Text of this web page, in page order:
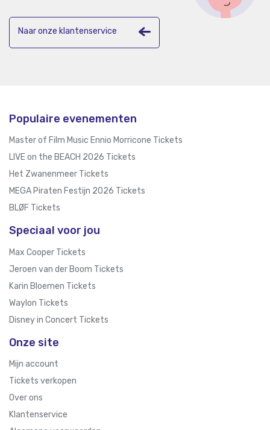
Naar onze klantenservice
Populaire evenementen
Master of Film Music Ennio Morricone Tickets
LIVE on the BEACH 2026 Tickets
Het Zwanenmeer Tickets
MEGA Piraten Festijn 2026 Tickets
BLØF Tickets
Speciaal voor jou
Max Cooper Tickets
Jeroen van der Boom Tickets
Karin Bloemen Tickets
Waylon Tickets
Disney in Concert Tickets
Onze site
Mijn account
Tickets verkopen
Over ons
Klantenservice